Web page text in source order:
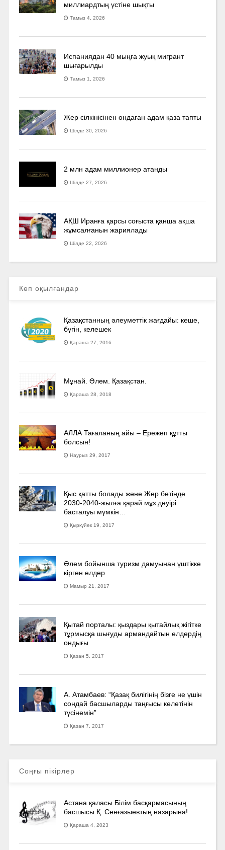
миллиардтың үстіне шықты
Тамыз 4, 2026
Испаниядан 40 мыңға жуық мигрант
шығарылды
Тамыз 1, 2026
Жер сілкінісінен ондаған адам қаза тапты
Шілде 30, 2026
2 млн адам миллионер атанды
Шілде 27, 2026
АҚШ Иранға қарсы соғыста қанша ақша
жұмсалғанын жариялады
Шілде 22, 2026
Көп оқылғандар
Қазақстанның әлеуметтік жағдайы: кеше,
бүгін, келешек
Қараша 27, 2016
Мұнай. Әлем. Қазақстан.
Қараша 28, 2018
АЛЛА Тағаланың айы – Ережеп құтты
болсын!
Наурыз 29, 2017
Қыс қатты болады және Жер бетінде
2030-2040­-жылға қарай мұз дәуірі
басталуы мүмкін…
Қыркүйек 19, 2017
Әлем бойынша туризм дамуынан үштікке
кірген елдер
Мамыр 21, 2017
Қытай порталы: қыздары қытайлық жігітке
тұрмысқа шығуды армандайтын елдердің
ондығы
Қазан 5, 2017
А. Атамбаев: “Қазақ билігінің бізге не үшін
сондай басшыларды таңғысы келетінін
түсінемін”
Қазан 7, 2017
Соңғы пікірлер
Астана қаласы Білім басқармасының
басшысы Қ. Сенғазыевтың назарына!
Қараша 4, 2023